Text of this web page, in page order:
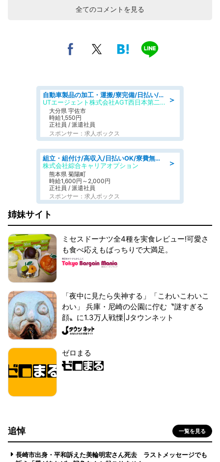
全てのコメントを見る
＞
自動車製品の加工・運搬/寮完備/日払い/工場・製造
UTエージェント株式会社AGT西日本第二CU
大分県 宇佐市
時給1,550円
正社員 / 派遣社員
スポンサー：求人ボックス
＞
組立・組付け/高収入/日払いOK/寮費無料/交替制/20・30・40代活躍中
株式会社綜合キャリアオプション
熊本県 菊陽町
時給1,600円～2,000円
正社員 / 派遣社員
スポンサー：求人ボックス
姉妹サイト
ミセスドーナツ全4種を実食レビュー!可愛さ
も食べ応えもばっちりで大満足。
「夜中に見たら失神する」「こわいこわいこ
わい」 兵庫・尼崎の公園に佇む〝謎すぎる
顔〟に1.3万人戦慄|Jタウンネット
ゼロまる
追悼 一覧を見る
長崎市出身・平和訴えた美輪明宏さん死去 ラストメッセージでも